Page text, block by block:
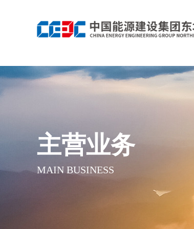
主营业务
MAIN BUSINESS